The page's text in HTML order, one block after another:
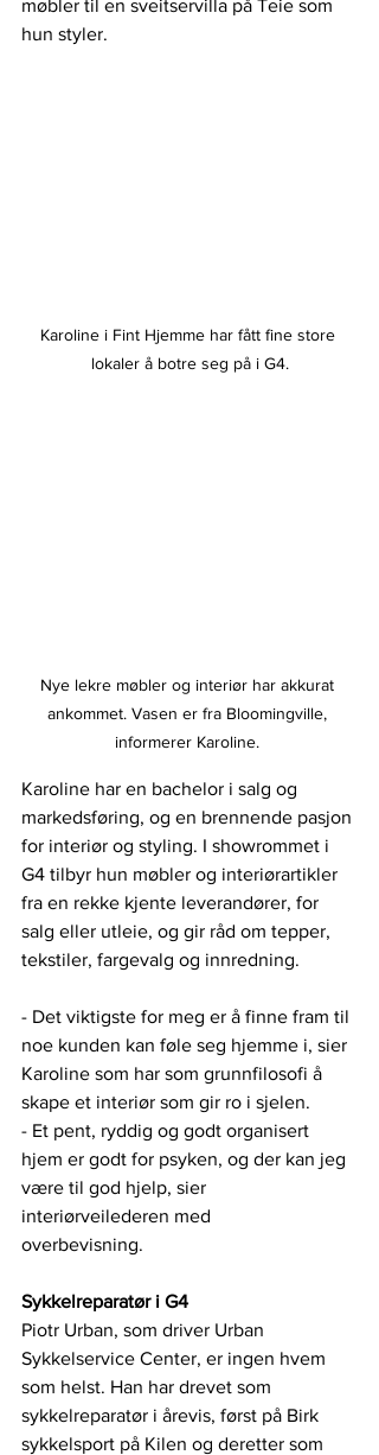
møbler til en sveitservilla på Teie som
hun styler.
Karoline i Fint Hjemme har fått fine store
lokaler å botre seg på i G4.
Nye lekre møbler og interiør har akkurat
ankommet. Vasen er fra Bloomingville,
informerer Karoline.
Karoline har en bachelor i salg og
markedsføring, og en brennende pasjon
for interiør og styling. I showrommet i
G4 tilbyr hun møbler og interiørartikler
fra en rekke kjente leverandører, for
salg eller utleie, og gir råd om tepper,
tekstiler, fargevalg og innredning.
- Det viktigste for meg er å finne fram til
noe kunden kan føle seg hjemme i, sier
Karoline som har som grunnfilosofi å
skape et interiør som gir ro i sjelen.
- Et pent, ryddig og godt organisert
hjem er godt for psyken, og der kan jeg
være til god hjelp, sier
interiørveilederen med
overbevisning.
Sykkelreparatør i G4
Piotr Urban, som driver Urban
Sykkelservice Center, er ingen hvem
som helst. Han har drevet som
sykkelreparatør i årevis, først på Birk
sykkelsport på Kilen og deretter som